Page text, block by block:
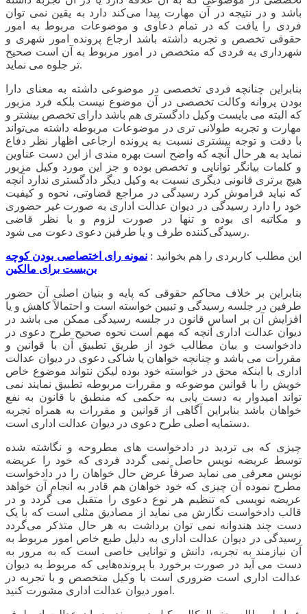
باشد و در نتیجه در آن مهارت پیدا می‌کند دارد به یقین نمی توان
فردی را یافت که در تمام دعاوی و موضوعات مربوط به امور
حقوقی تخصص و تجربه داشته باشد ارجاع پرونده امور شهری و
شهرداری به فردی که متخصص در امور مربوط به آن است صحیح
تر جلوه می نماید.
بنابراین چنانچه فردی تخصصی در موضوعی داشته به معنای دارا
بودن پروانه وکالت تخصصی در آن موضوع نیست بلکه فرد مزبور
که البته می بایست وکیل دادگستری هم باشد دارای تخصص بیشتر و
مهارت و تجربه طولانی تری در موضوعات مربوطه داشته می‌تواند
با دقت و توجه بیشتری نسبت به پرونده ارجاعی اظهار نظر دفاع
نماید به هر حال آنچه که واضح است بهره مندی از این دست عناوین
و کلمات بیانگر توانایی و تخصص بوده و جز این مورد وکیل مزبور
هیچ برتری قانونی دیگری نسبت به وکیل دیگر دادگستری ندارد آنچه
که نباید فراموش کرد رسیدگی در مراجع قضاوتی، نحوه و کیفیت
خود را دارد رسیدگی در دیوان عدالت اداری به صورت غیر حضوری
و مکاتبه ای بوده و تنها در صورت لزوم و با نظر قاضی
رسیدگی‌کننده طرف و یا طرفین دعوی دعوت می شود.
این مطلب کاربردی را هم بخوانید : نمونه رای اختصاصی بودن کوچه
بن‌بست برای مالکین
بنابراین بر خلاف محاکم حقوقی که پایه و بنیان اصلی آن حضور
طرفین در جلسه رسیدگی و تبیین خواسته است و احتمالاً کاهش و یا
افزایش آن بر اساس قانون در جلسه رسیدگی ممکن می باشد در
دیوان عدالت اداری آنچه که مهم است نحوه صحیح طرح دعوی در
دادخواست و بیان مطالب خود از طریق تطبیق آن با قوانین و
مقررات می باشد و چنانچه خواهان یا شاکی دعوی در دیوان عدالت
اداری با اینکه محق در خواسته خود بوده لیکن نتواند موضوع خاص
خویش را با قوانین موضوعه و مقررات مربوطه تطبیق نمایند نمی
تواند امیدوار به دست یابی به حکمی که منطبق با قانون به نفع
خواهان باشد بنابراین آگاهی از قوانین و مقررات به همراه تجربه
دستمایه اصلی طرح دعوی در دیوان عدالت اداری است.
چیزی که بی تردید در دادخواست های مطروحه و نگاشته شده
توسط عریضه نویس حاصل نمی گردد فردی که خود را عریضه
نویس معرفی می نماید صرفاً عرض حال خواهان را در دادخواست
مطرح نموده آن چیزی که خود خواهان هم قادر به انجام آن خواهد
عریضه نویسی که تنظیم هر نوع دعوی را متقبل می گردد و در
قالب دادخواست نگارش می نماید از مصادیق مثلی است که با یک
دست چند هندوانه نمی توان برداشت به هر حال متذکر می‌گردد
رسیدگی در دیوان عدالت اداری به دلیل طبع خاص امور مربوط به
آن نیازمند به تجربه، دانش و توانایی خاصی است که به مرور به
دست می آید در صورت برخورد با پرونده‌هایی که مربوط به دیوان
عدالت اداری است ضروری است با وکیل متخصص و با تجربه در
امور دیوان عدالت اداری مشورت کنید.